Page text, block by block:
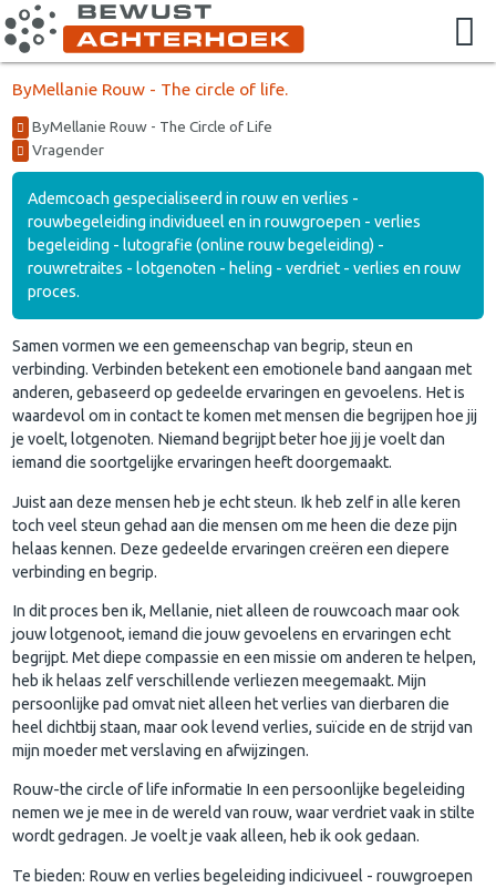
ByMellanie Rouw - The circle of life.
ByMellanie Rouw - The Circle of Life
Vragender
Ademcoach gespecialiseerd in rouw en verlies -
rouwbegeleiding individueel en in rouwgroepen - verlies
begeleiding - lutografie (online rouw begeleiding) -
rouwretraites - lotgenoten - heling - verdriet - verlies en rouw
proces.
Samen vormen we een gemeenschap van begrip, steun en
verbinding. Verbinden betekent een emotionele band aangaan met
anderen, gebaseerd op gedeelde ervaringen en gevoelens. Het is
waardevol om in contact te komen met mensen die begrijpen hoe jij
je voelt, lotgenoten. Niemand begrijpt beter hoe jij je voelt dan
iemand die soortgelijke ervaringen heeft doorgemaakt.
Juist aan deze mensen heb je echt steun. Ik heb zelf in alle keren
toch veel steun gehad aan die mensen om me heen die deze pijn
helaas kennen. Deze gedeelde ervaringen creëren een diepere
verbinding en begrip.
In dit proces ben ik, Mellanie, niet alleen de rouwcoach maar ook
jouw lotgenoot, iemand die jouw gevoelens en ervaringen echt
begrijpt. Met diepe compassie en een missie om anderen te helpen,
heb ik helaas zelf verschillende verliezen meegemaakt. Mijn
persoonlijke pad omvat niet alleen het verlies van dierbaren die
heel dichtbij staan, maar ook levend verlies, suïcide en de strijd van
mijn moeder met verslaving en afwijzingen.
Rouw-the circle of life informatie In een persoonlijke begeleiding
nemen we je mee in de wereld van rouw, waar verdriet vaak in stilte
wordt gedragen. Je voelt je vaak alleen, heb ik ook gedaan.
Te bieden: Rouw en verlies begeleiding indicivueel - rouwgroepen